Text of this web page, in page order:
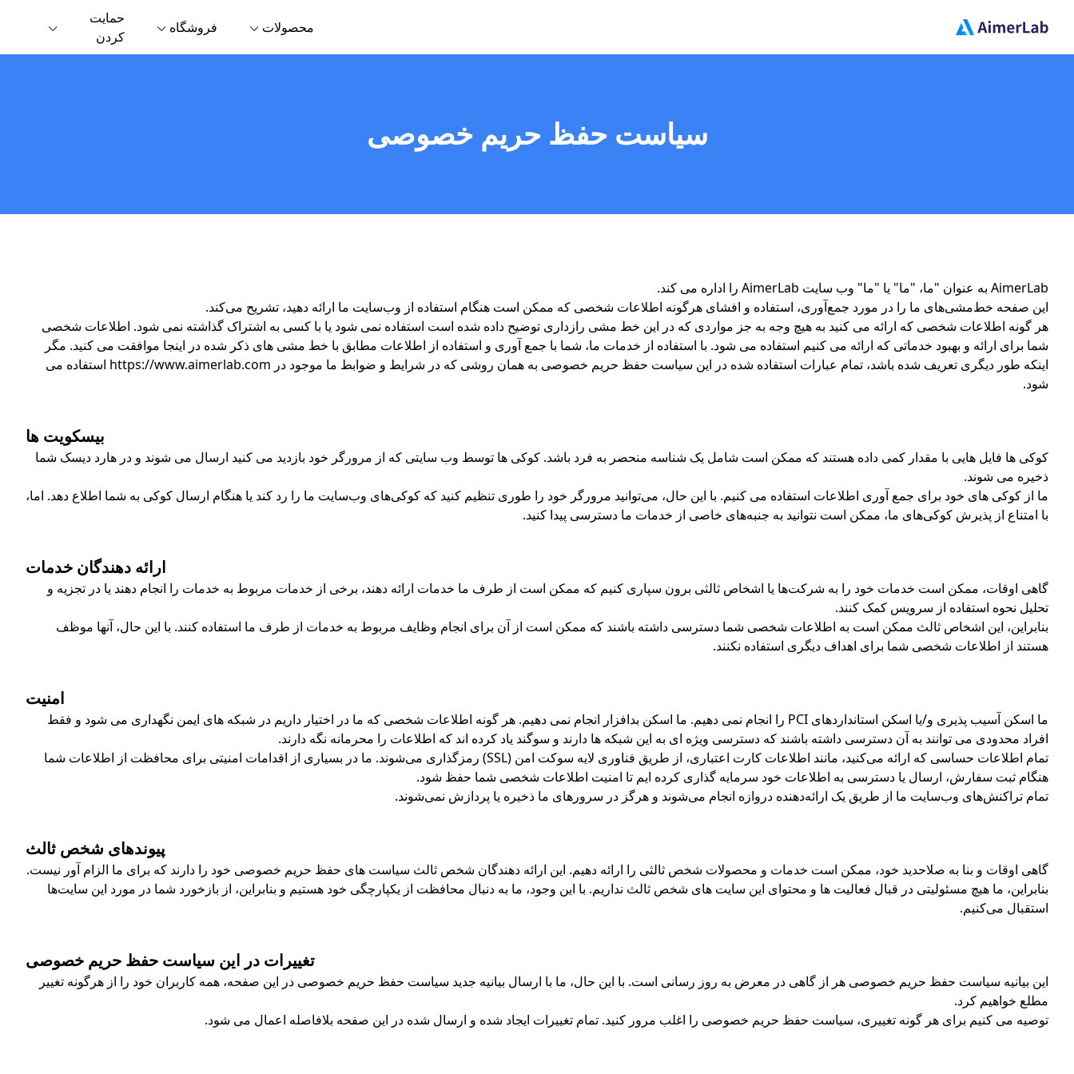
محصولات فروشگاه
حمایت
کردن
سیاست حفظ حریم خصوصی
AimerLab به عنوان "ما، "ما" یا "ما" وب سایت AimerLab را اداره می کند.
این صفحه خط‌مشی‌های ما را در مورد جمع‌آوری، استفاده و افشای هرگونه اطلاعات شخصی که ممکن است هنگام استفاده از وب‌سایت ما ارائه دهید، تشریح می‌کند.
هر گونه اطلاعات شخصی که ارائه می کنید به هیچ وجه به جز مواردی که در این خط مشی رازداری توضیح داده شده است استفاده نمی شود یا با کسی به اشتراک گذاشته نمی شود. اطلاعات شخصی
شما برای ارائه و بهبود خدماتی که ارائه می کنیم استفاده می شود. با استفاده از خدمات ما، شما با جمع آوری و استفاده از اطلاعات مطابق با خط مشی های ذکر شده در اینجا موافقت می کنید. مگر
اینکه طور دیگری تعریف شده باشد، تمام عبارات استفاده شده در این سیاست حفظ حریم خصوصی به همان روشی که در شرایط و ضوابط ما موجود در https://www.aimerlab.com استفاده می
شود.
بیسکویت ها
کوکی ها فایل هایی با مقدار کمی داده هستند که ممکن است شامل یک شناسه منحصر به فرد باشد. کوکی ها توسط وب سایتی که از مرورگر خود بازدید می کنید ارسال می شوند و در هارد دیسک شما
ذخیره می شوند.
ما از کوکی های خود برای جمع آوری اطلاعات استفاده می کنیم. با این حال، می‌توانید مرورگر خود را طوری تنظیم کنید که کوکی‌های وب‌سایت ما را رد کند یا هنگام ارسال کوکی به شما اطلاع دهد. اما،
با امتناع از پذیرش کوکی‌های ما، ممکن است نتوانید به جنبه‌های خاصی از خدمات ما دسترسی پیدا کنید.
ارائه دهندگان خدمات
گاهی اوقات، ممکن است خدمات خود را به شرکت‌ها یا اشخاص ثالثی برون سپاری کنیم که ممکن است از طرف ما خدمات ارائه دهند، برخی از خدمات مربوط به خدمات را انجام دهند یا در تجزیه و
تحلیل نحوه استفاده از سرویس کمک کنند.
بنابراین، این اشخاص ثالث ممکن است به اطلاعات شخصی شما دسترسی داشته باشند که ممکن است از آن برای انجام وظایف مربوط به خدمات از طرف ما استفاده کنند. با این حال، آنها موظف
هستند از اطلاعات شخصی شما برای اهداف دیگری استفاده نکنند.
امنیت
ما اسکن آسیب پذیری و/یا اسکن استانداردهای PCI را انجام نمی دهیم. ما اسکن بدافزار انجام نمی دهیم. هر گونه اطلاعات شخصی که ما در اختیار داریم در شبکه های ایمن نگهداری می شود و فقط
افراد محدودی می توانند به آن دسترسی داشته باشند که دسترسی ویژه ای به این شبکه ها دارند و سوگند یاد کرده اند که اطلاعات را محرمانه نگه دارند.
تمام اطلاعات حساسی که ارائه می‌کنید، مانند اطلاعات کارت اعتباری، از طریق فناوری لایه سوکت امن (SSL) رمزگذاری می‌شوند. ما در بسیاری از اقدامات امنیتی برای محافظت از اطلاعات شما
هنگام ثبت سفارش، ارسال یا دسترسی به اطلاعات خود سرمایه گذاری کرده ایم تا امنیت اطلاعات شخصی شما حفظ شود.
تمام تراکنش‌های وب‌سایت ما از طریق یک ارائه‌دهنده دروازه انجام می‌شوند و هرگز در سرورهای ما ذخیره یا پردازش نمی‌شوند.
پیوندهای شخص ثالث
گاهی اوقات و بنا به صلاحدید خود، ممکن است خدمات و محصولات شخص ثالثی را ارائه دهیم. این ارائه دهندگان شخص ثالث سیاست های حفظ حریم خصوصی خود را دارند که برای ما الزام آور نیست.
بنابراین، ما هیچ مسئولیتی در قبال فعالیت ها و محتوای این سایت های شخص ثالث نداریم. با این وجود، ما به دنبال محافظت از یکپارچگی خود هستیم و بنابراین، از بازخورد شما در مورد این سایت‌ها
استقبال می‌کنیم.
تغییرات در این سیاست حفظ حریم خصوصی
این بیانیه سیاست حفظ حریم خصوصی هر از گاهی در معرض به روز رسانی است. با این حال، ما با ارسال بیانیه جدید سیاست حفظ حریم خصوصی در این صفحه، همه کاربران خود را از هرگونه تغییر
مطلع خواهیم کرد.
توصیه می کنیم برای هر گونه تغییری، سیاست حفظ حریم خصوصی را اغلب مرور کنید. تمام تغییرات ایجاد شده و ارسال شده در این صفحه بلافاصله اعمال می شود.